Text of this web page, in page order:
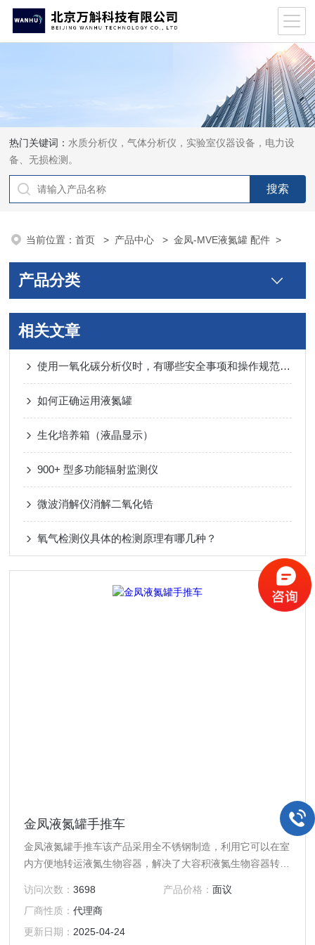
热门关键词： 水质分析仪，气体分析仪，实验室仪器设备，电力设
备、无损检测。
当前位置：首页 > 产品中心 >金凤-MVE液氮罐 配件 >
产品分类
相关文章
使用一氧化碳分析仪时，有哪些安全事项和操作规范需要注意？
如何正确运用液氮罐
生化培养箱（液晶显示）
900+ 型多功能辐射监测仪
微波消解仪消解二氧化锆
氧气检测仪具体的检测原理有哪几种？
金凤液氮罐手推车
金凤液氮罐手推车该产品采用全不锈钢制造，利用它可以在室
内方便地转运液氮生物容器，解决了大容积液氮生物容器转运
件，达到辅助人工倾倒容器中液氮的目的。
访问次数：3698 产品价格： 面议
厂商性质：代理商
更新日期： 2025-04-24